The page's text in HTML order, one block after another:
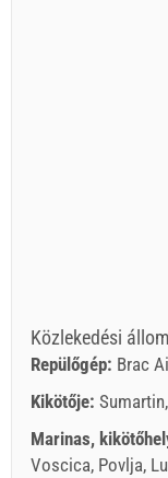
Közlekedési
Repülőgép: Brac
Kikötője:
Marinas,
Voscica, Povlja,